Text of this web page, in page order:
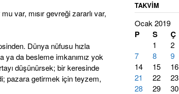
var, mısır gevreği zararlı var,
Dünya nüfusu hızla
da besleme imkanımız yok
düşünürsek; bir keresinde
pazara getirmek için teyzem,
TAKVIM
Ocak 2019
P S Ç
1 2
7
8 9
14
15 16
21
22 23
28
29 30